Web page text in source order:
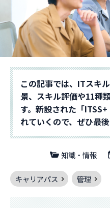
この記事では、ITスキ
景、スキル評価や11種
す。新設された「
れていくので、ぜひ最
知識・情報
キャリアパス 管理